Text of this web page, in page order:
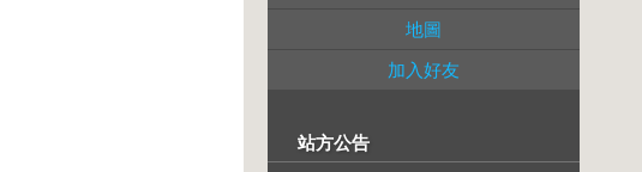
地圖
加入好友
站方公告